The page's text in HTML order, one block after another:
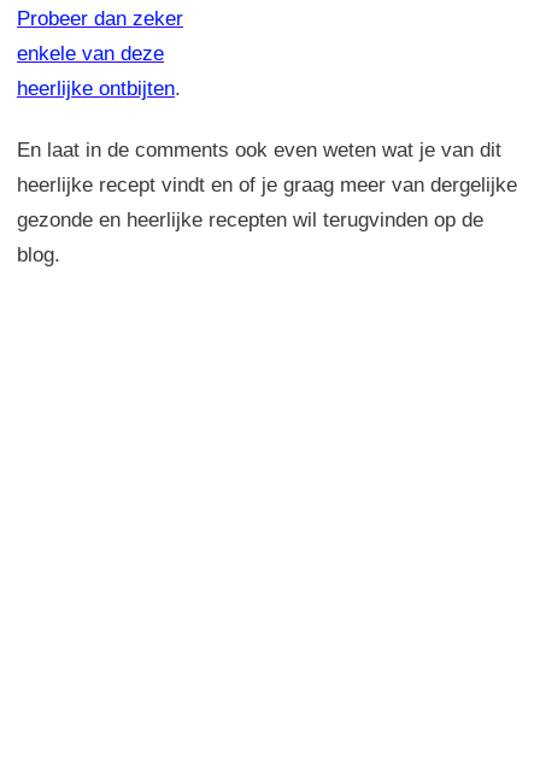
Probeer dan zeker
enkele van deze
heerlijke ontbijten.
En laat in de comments ook even weten wat je van dit
heerlijke recept vindt en of je graag meer van dergelijke
gezonde en heerlijke recepten wil terugvinden op de
blog.